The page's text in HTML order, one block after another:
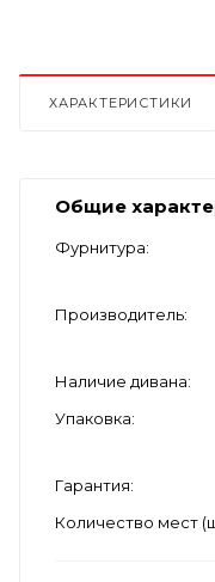
ХАРАКТЕРИСТИКИ
Общие
Фурнитура
Производитель
Наличие дивана
Упаковка
Гарантия
Количество мест